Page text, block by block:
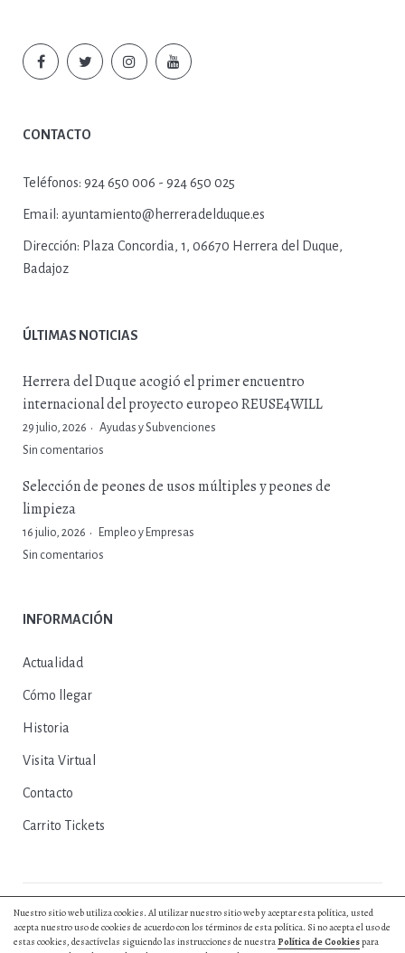
Nuestro sitio web utiliza cookies. Al utilizar nuestro sitio web y aceptar esta política, usted
acepta nuestro uso de cookies de acuerdo con los términos de esta política. Si no acepta el uso de
estas cookies, desactívelas siguiendo las instrucciones de nuestra Política de Cookiespara
CONTACTO
Teléfonos: 924 650 006 - 924 650 025
Email: ayuntamiento@herreradelduque.es
Dirección: Plaza Concordia, 1, 06670 Herrera del Duque,
Badajoz
ÚLTIMAS NOTICIAS
Herrera del Duque acogió el primer encuentro
internacional del proyecto europeo REUSE4WILL
29 julio, 2026
Ayudas y Subvenciones
Sin comentarios
Selección de peones de usos múltiples y peones de
limpieza
16 julio, 2026
Empleo y Empresas
Sin comentarios
INFORMACIÓN
Actualidad
Cómo llegar
Historia
Visita Virtual
Contacto
Carrito Tickets
© 2025, Excmo. Ayto. de Herrera del Duque |Política de Privacidad|
Política de Cookies
Aviso Legal | Entradas y Reservas Diseño web by